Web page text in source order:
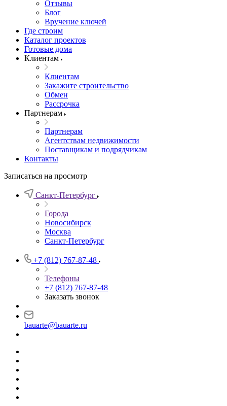
Отзывы
Блог
Вручение ключей
Где строим
Каталог проектов
Готовые дома
Клиентам
Клиентам
Закажите строительство
Обмен
Рассрочка
Партнерам
Партнерам
Агентствам недвижимости
Поставщикам и подрядчикам
Контакты
Записаться на просмотр
Санкт-Петербург
Города
Новосибирск
Москва
Санкт-Петербург
+7 (812) 767-87-48
Телефоны
+7 (812) 767-87-48
Заказать звонок
bauarte@bauarte.ru